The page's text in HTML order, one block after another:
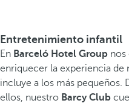
Entretenimiento infantil
En Barceló Hotel Group nos
enriquecer la experiencia de
incluye a los más pequeños.
ellos, nuestro Barcy Club